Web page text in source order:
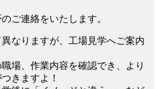
ご連絡をいたします。
なりますが、工場見学へご案内
場、作業内容を確認でき、より
きますよ！